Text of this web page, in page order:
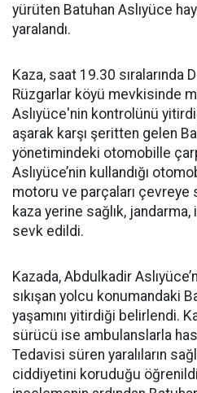
yürüten Batuhan Aslıyüce
yaralandı.
Kaza, saat 19.30 sıralarında
Rüzgarlar köyü mevkisinde
Aslıyüce'nin kontrolünü
aşarak karşı şeritten gelen
yönetimindeki otomobille
Aslıyüce’nin kullandığı
motoru ve parçaları çevreye
kaza yerine sağlık,
sevk edildi.
Kazada, Abdulkadir
sıkışan yolcu konumandaki
yaşamını yitirdiği belirlendi.
sürücü ise ambulanslarla
Tedavisi süren yaralıların
ciddiyetini koruduğu